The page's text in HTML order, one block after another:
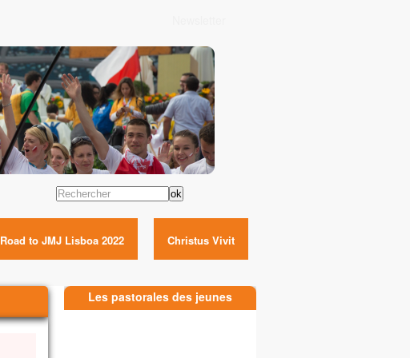
Rechercher
Road to JMJ Lisboa 2022 Christus Vivit
Les pastorales des jeunes